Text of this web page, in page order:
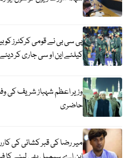
پی سی بی نے قومی کرکٹرز کو
کیلئے این او سی جاری کر
وزیر اعظم شہباز شریف کی
حاضری
میر رضا کی قبر کشائی کی